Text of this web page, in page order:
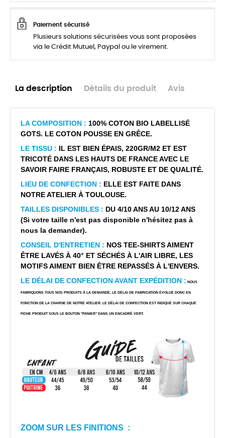
Paiement sécurisé
Plusieurs solutions sécurisées vous sont proposées
via le Crédit Mutuel, Paypal ou le virement.
La description Détails du produit Avis
LA COMPOSITION : 100% COTON BIO LABELLISÉ
GOTS. LE COTON POUSSE EN GRÊCE.
LE TISSU : IL EST BIEN ÉPAIS, 220GR/M2 ET EST
TRICOTÉ DANS LES HAUTS DE FRANCE AVEC LE
SAVOIR FAIRE FRANÇAIS, ROBUSTE ET DE QUALITÉ.
LIEU DE CONFECTION : ELLE EST FAITE DANS
NOTRE ATELIER À TOULOUSE.
TAILLES DISPONIBLES : DU 4/10 ANS AU 10/12 ANS
(Si votre taille n'est pas disponible n'hésitez pas à
nous la demander).
CONSEIL D'ENTRETIEN : NOS TEE-SHIRTS AIMENT
ÊTRE LAVÉS À 40° ET SÉCHÉS À L'AIR LIBRE, LES
MOTIFS AIMENT BIEN ÊTRE REPASSÉS À L'ENVERS.
LE DÉLAI DE CONFECTION AVANT EXPÉDITION : NOUS
FABRIQUONS TOUS NOS PRODUITS À LA DEMANDE, LE DÉLAI DE FABRICATION ÉVOLUE DONC EN
FONCTION DE LA CHARGE DE NOTRE ATELIER. LE DÉLAI DE CONFECTION EST INDIQUÉ SUR CHAQUE
FICHE PRODUIT SOUS LE BOUTON "PANIER" DANS UN ENCADRÉ VERT.
ZOOM SUR LES FINITIONS :